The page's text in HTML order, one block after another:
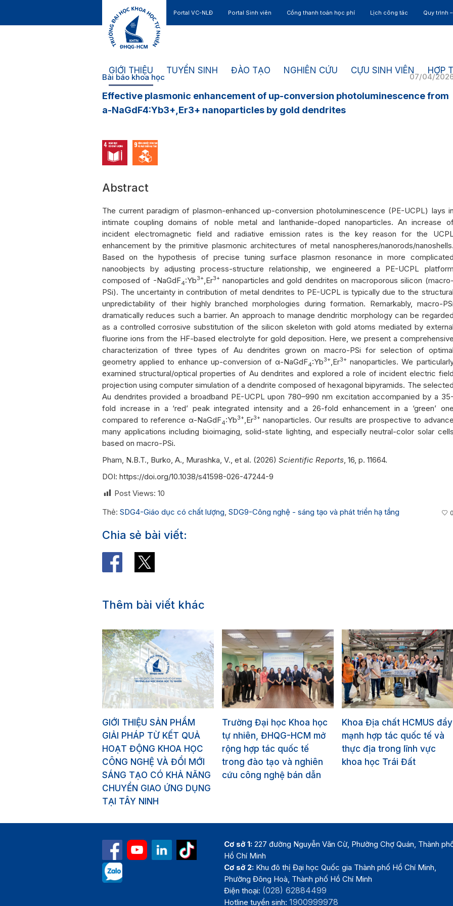
Portal VC-NLĐ Portal Sinh viên Cổng thanh toán học phí Lịch công tác Quy trình
GIỚI THIỆU TUYỂN SINH ĐÀO TẠO NGHIÊN CỨU CỰU SINH VIÊN HỢP
07/04/
Bài báo khoa học
Effective plasmonic enhancement of up-conversion photoluminescence from
a-NaGdF4:Yb3+,Er3+ nanoparticles by gold dendrites
Abstract
The current paradigm of plasmon-enhanced up-conversion photoluminescence (PE-UCPL) lays in
intimate coupling domains of noble metal and lanthanide-doped nanoparticles. An increase
incident electromagnetic field and radiative emission rates is the key reason for the
enhancement by the primitive plasmonic architectures of metal nanospheres/nanorods/nanoshells.
Based on the hypothesis of precise tuning surface plasmon resonance in more complicated
nanoobjects by adjusting process-structure relationship, we engineered a PE-UCPL platform
composed of -NaGdF4:Yb3+,Er3+nanoparticles and gold dendrites on macroporous silicon (macro-
PSi). The uncertainty in contribution of metal dendrites to PE-UCPL is typically due to the structural
unpredictability of their highly branched morphologies during formation. Remarkably, macro-PSi
dramatically reduces such a barrier. An approach to manage dendritic morphology can be regarded
as a controlled corrosive substitution of the silicon skeleton with gold atoms mediated by external
fluorine ions from the HF-based electrolyte for gold deposition. Here, we present a comprehensive
characterization of three types of Au dendrites grown on macro-PSi for selection of optimal
geometry applied to enhance up-conversion of α-NaGdF4:Yb3+,Er3+ nanoparticles. We
examined structural/optical properties of Au dendrites and explored a role of incident electric field
projection using computer simulation of a dendrite composed of hexagonal bipyramids. The selected
Au dendrites provided a broadband PE-UCPL upon 780–990 nm excitation accompanied by a 35-
fold increase in a ‘red’ peak integrated intensity and a 26-fold enhancement in a ‘green’ one
compared to reference α-NaGdF4:Yb3+,Er3+nanoparticles. Our results are prospective to advance
many applications including bioimaging, solid-state lighting, and especially neutral-color solar cells
based on macro-PSi.
Pham, N.B.T., Burko, A., Murashka, V., et al. (2026) Scientific Reports, 16, p. 11664.
DOI: https://doi.org/10.1038/s41598-026-47244-9
Post Views: 10
Thẻ: SDG4-Giáo dục có chất lượng, SDG9-Công nghệ - sáng tạo và phát triển hạ tầng 0
Chia sẻ bài viết:
Thêm bài viết khác
GIỚI THIỆU SẢN PHẨM
GIẢI PHÁP TỪ KẾT QUẢ
HOẠT ĐỘNG KHOA HỌC
CÔNG NGHỆ VÀ ĐỔI MỚI
SÁNG TẠO CÓ KHẢ NĂNG
CHUYỂN GIAO ỨNG DỤNG
TẠI TÂY NINH
Trường Đại học Khoa học
tự nhiên, ĐHQG-HCM mở
rộng hợp tác quốc tế
trong đào tạo và nghiên
cứu công nghệ bán dẫn
Khoa Địa chất HCMUS đẩy
mạnh hợp tác quốc tế và
thực địa trong lĩnh vực
khoa học Trái Đất
Cơ sở 1: 227 đường Nguyễn Văn Cừ, Phường Chợ Quán, Thành
Hồ Chí Minh
Cơ sở 2: Khu đô thị Đại học Quốc gia Thành phố Hồ Chí Minh,
Phường Đông Hoà, Thành phố Hồ Chí Minh
Điện thoại: (028) 62884499
Hotline tuyển sinh:1900999978